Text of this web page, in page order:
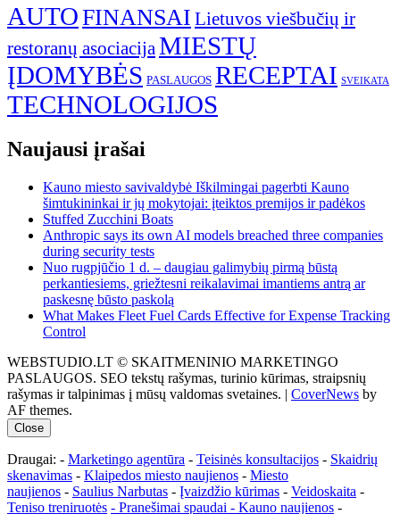
AUTOFINANSAI Lietuvos viešbučių ir
restoranų asociacijaMIESTŲ
ĮDOMYBĖS PASLAUGOS RECEPTAI SVEIKATA
TECHNOLOGIJOS
Naujausi įrašai
Kauno miesto savivaldybė Iškilmingai pagerbti Kauno
šimtukininkai ir jų mokytojai: įteiktos premijos ir padėkos
Stuffed Zucchini Boats
Anthropic says its own AI models breached three companies
during security tests
Nuo rugpjūčio 1 d. – daugiau galimybių pirmą būstą
perkantiesiems, griežtesni reikalavimai imantiems antrą ar
paskesnę būsto paskolą
What Makes Fleet Fuel Cards Effective for Expense Tracking
Control
WEBSTUDIO.LT © SKAITMENINIO MARKETINGO
PASLAUGOS. SEO tekstų rašymas, turinio kūrimas, straipsnių
rašymas ir talpinimas į mūsų valdomas svetaines. | CoverNews by
AF themes.
Close
Draugai: - Marketingo agentūra - Teisinės konsultacijos - Skaidrių
skenavimas - Klaipedos miesto naujienos - Miesto
naujienos - Saulius Narbutas - Įvaizdžio kūrimas - Veidoskaita -
Teniso treniruotės - Pranešimai spaudai - Kauno naujienos -